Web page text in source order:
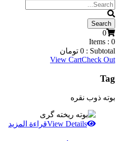
0
Items : 0
Subtotal :
0 تومان
View CartCheck Out
Tag
بوته ذوب نقره
View Detailsقراءة المزيد